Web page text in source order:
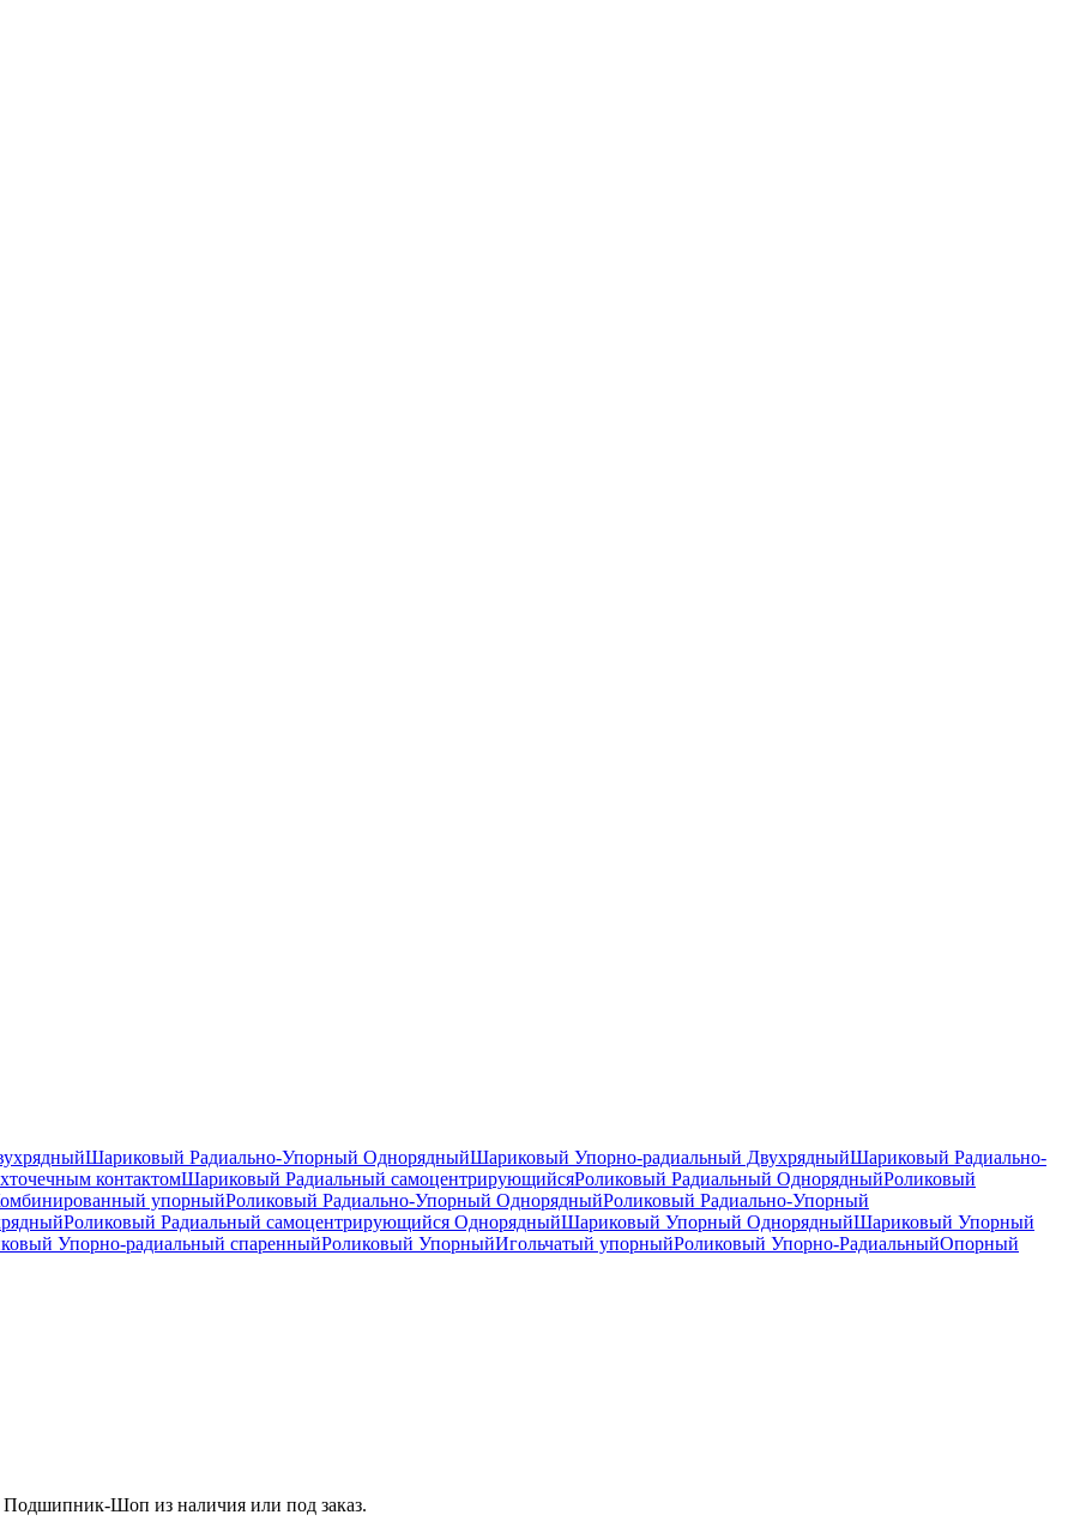
Шариковый Радиально-Упорный ОднорядныйШариковый Упорно-радиальный ДвухрядныйШариковый Радиально-
контактомШариковый Радиальный самоцентрирующийсяРоликовый Радиальный ОднорядныйРоликовый
упорныйРоликовый Радиально-Упорный ОднорядныйРоликовый Радиально-Упорный
Роликовый Радиальный самоцентрирующийся ОднорядныйШариковый Упорный ОднорядныйШариковый Упорный
Упорно-радиальный спаренныйРоликовый УпорныйИгольчатый упорныйРоликовый Упорно-РадиальныйОпорный
Шоп из наличия или под заказ.